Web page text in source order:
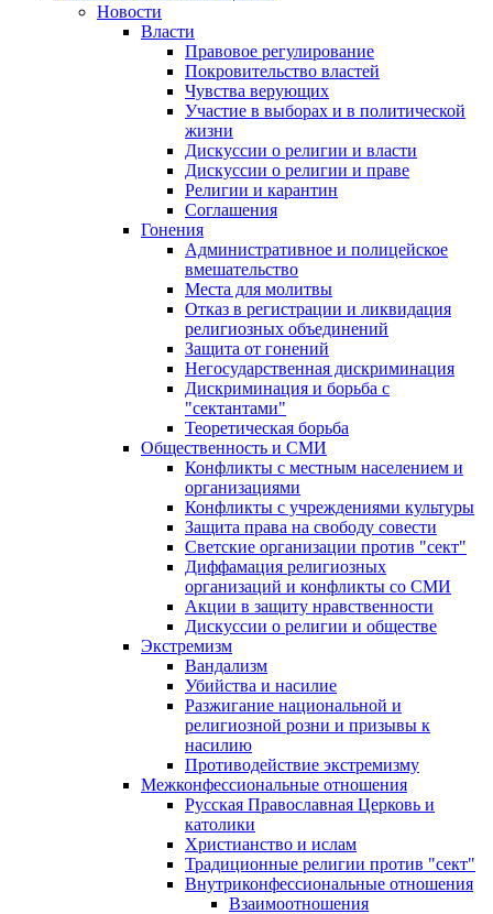
Новости
Власти
Правовое регулирование
Покровительство властей
Чувства верующих
Участие в выборах и в политической
жизни
Дискуссии о религии и власти
Дискуссии о религии и праве
Религии и карантин
Соглашения
Гонения
Административное и полицейское
вмешательство
Места для молитвы
Отказ в регистрации и ликвидация
религиозных объединений
Защита от гонений
Негосударственная дискриминация
Дискриминация и борьба с
"сектантами"
Теоретическая борьба
Общественность и СМИ
Конфликты с местным населением и
организациями
Конфликты с учреждениями культуры
Защита права на свободу совести
Светские организации против "сект"
Диффамация религиозных
организаций и конфликты со СМИ
Акции в защиту нравственности
Дискуссии о религии и обществе
Экстремизм
Вандализм
Убийства и насилие
Разжигание национальной и
религиозной розни и призывы к
насилию
Противодействие экстремизму
Межконфессиональные отношения
Русская Православная Церковь и
католики
Христианство и ислам
Традиционные религии против "сект"
Внутриконфессиональные отношения
Взаимоотношения